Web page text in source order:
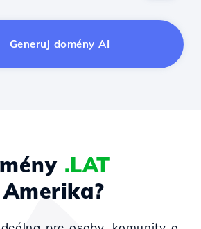
Generuj domény AI
.LAT